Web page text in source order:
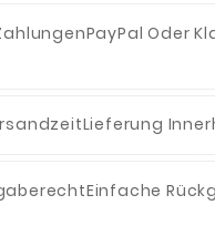
PayPal Oder
Lieferung
Einfache